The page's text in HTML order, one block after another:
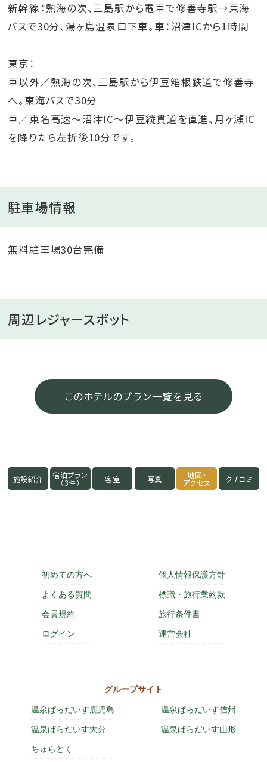
新幹線：熱海の次、三島駅から電車で修善寺駅→東海
バスで30分、湯ヶ島温泉口下車。車：沼津ICから1時間
東京：
車以外／熱海の次、三島駅から伊豆箱根鉄道で修善寺
へ。東海バスで30分
車／東名高速～沼津IC～伊豆縦貫道を直進、月ヶ瀬IC
を降りたら左折後10分です。
駐車場情報
無料駐車場30台完備
周辺レジャースポット
このホテルのプラン一覧を見る
施設紹介 宿泊プラン
（3件） 客室 写真 地図・
アクセス クチコミ
初めての方へ
よくある質問
会員規約
ログイン
個人情報保護方針
標識・旅行業約款
旅行条件書
運営会社
グループサイト
温泉ぱらだいす鹿児島
温泉ぱらだいす大分
ちゅらとく
温泉ぱらだいす信州
温泉ぱらだいす山形